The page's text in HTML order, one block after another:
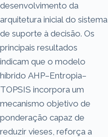
desenvolvimento da
arquitetura inicial do sistema
de suporte à decisão. Os
principais resultados
indicam que o modelo
híbrido AHP–Entropia–
TOPSIS incorpora um
mecanismo objetivo de
ponderação capaz de
reduzir vieses, reforça a